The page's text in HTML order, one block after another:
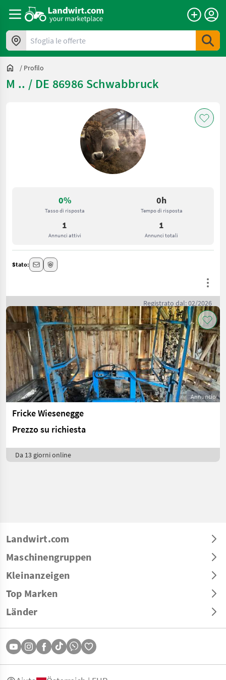
Sfoglia le offerte
/ Profilo
M .. / DE 86986 Schwabbruck
0%
Tasso di risposta
0h
Tempo di risposta
1
Annunci attivi
1
Annunci totali
Stato:
Registrato dal: 02/2026
Annuncio
Fricke Wiesenegge
Prezzo su richiesta
Da 13 giorni online
Landwirt.com
Maschinengruppen
Kleinanzeigen
Top Marken
Länder